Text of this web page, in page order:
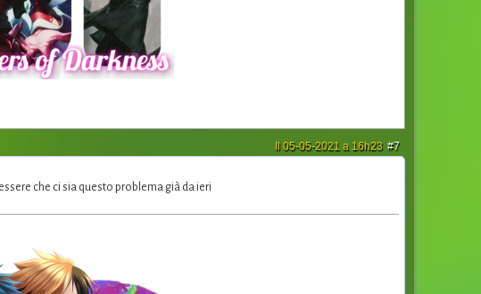
#7
Il 05-05-2021 a 16h23
che ci sia questo problema già da ieri